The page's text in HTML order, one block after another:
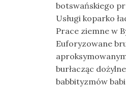
botswańskiego
Usługi koparko
Prace ziemne w
Euforyzowane
burłacząc
babbityzmów